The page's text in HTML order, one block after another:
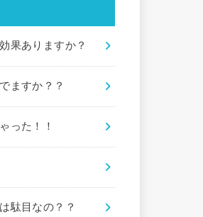
果ありますか？
ますか？？
った！！
駄目なの？？